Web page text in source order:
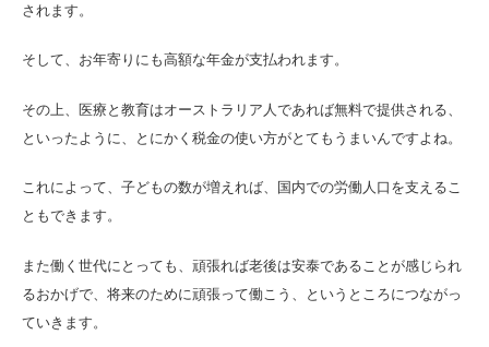
されます。
そして、お年寄りにも高額な年金が支払われます。
その上、医療と教育はオーストラリア人であれば無料で提供される、
といったように、とにかく税金の使い方がとてもうまいんですよね。
これによって、子どもの数が増えれば、国内での労働人口を支えるこ
ともできます。
また働く世代にとっても、頑張れば老後は安泰であることが感じられ
るおかげで、将来のために頑張って働こう、というところにつながっ
ていきます。